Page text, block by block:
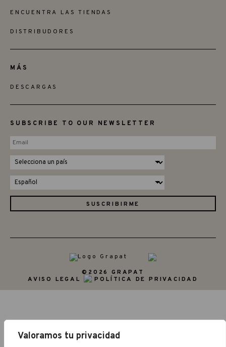
Valoramos tu privacidad
ENCUENTRA LAS TIENDAS
DISTRIBUDORES
MÁS
DESCARGAS
SUBSCRIBE TO OUR NEWSLETTER
©2026 GRAPAT
AVISO LEGAL
POLÍTICA DE PRIVACIDAD